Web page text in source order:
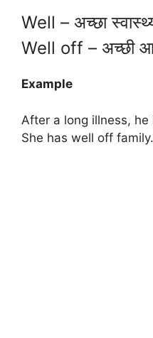
Well – अच्छा
Well off – अच्छी
Example
After a long illness, he
She has well off family.